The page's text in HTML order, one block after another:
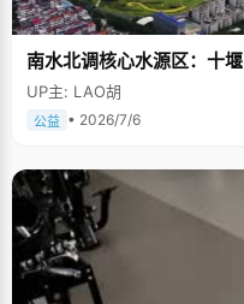
南水北调核心水源区：十堰
UP主: LAO胡
公益 • 2026/7/6